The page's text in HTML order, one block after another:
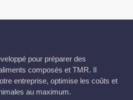
pour préparer des
composés et TMR. Il
entreprise, optimise les coûts et
au maximum.